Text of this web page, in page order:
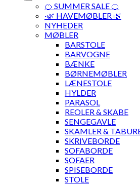
🍊 SUMMER SALE 🍊
·🌿 HAVEMØBLER 🌿
NYHEDER
MØBLER
BARSTOLE
BARVOGNE
BÆNKE
BØRNEMØBLER
LÆNESTOLE
HYLDER
PARASOL
REOLER & SKABE
SENGEGAVLE
SKAMLER &
SKRIVEBORDE
SOFABORDE
SOFAER
SPISEBORDE
STOLE